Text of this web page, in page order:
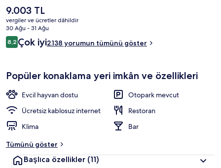
yürüme mesafesi nedeniyle seviyor: Amsterdam Merkez İstasyonu 2
dakika ve Nieuwezijds Kolk Durağı 7 dakika mesafede.
Şu
anki
fiyat
9.003 TL
9.003 TL
vergiler ve ücretler dâhildir
30 Ağu - 31 Ağu
Yorumlar
8,28,2/10
Çok iyi2.138 yorumun tümünü göster
Popüler konaklama yeri imkân ve özellikleri
Evcil hayvan dostu
Otopark mevcut
Ücretsiz kablosuz internet
Restoran
Klima
Bar
Tümünü göster
Başlıca özellikler (11)